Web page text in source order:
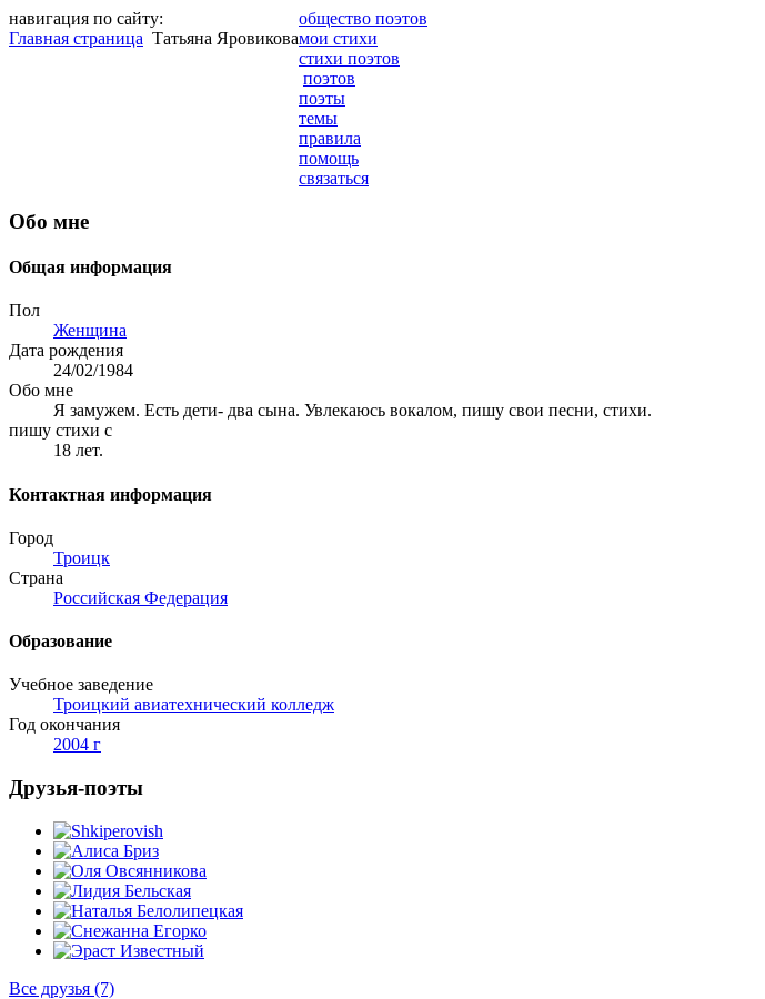
навигация по сайту:
Главная страница Татьяна Яровикова
общество поэтов
мои стихи
стихи поэтов
поэтов
поэты
темы
правила
помощь
связаться
Обо мне
Общая информация
Пол
Женщина
Дата рождения
24/02/1984
Обо мне
Я замужем. Есть дети- два сына. Увлекаюсь вокалом, пишу свои песни, стихи.
пишу стихи с
18 лет.
Контактная информация
Город
Троицк
Страна
Российская Федерация
Образование
Учебное заведение
Троицкий авиатехнический колледж
Год окончания
2004 г
Друзья-поэты
Все друзья (7)